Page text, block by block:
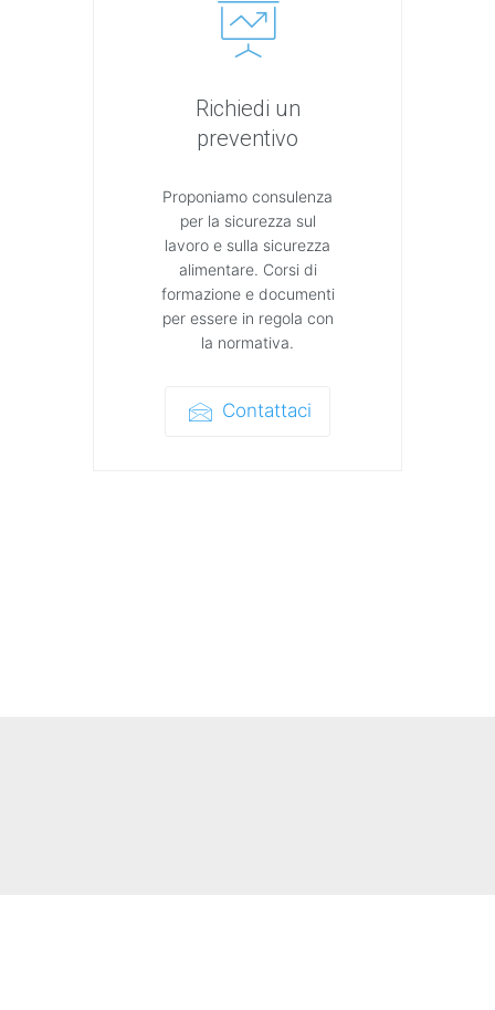
Richiedi un
preventivo
Proponiamo consulenza
per la sicurezza sul
lavoro e sulla sicurezza
alimentare. Corsi di
formazione e documenti
per essere in regola con
la normativa.
Contattaci